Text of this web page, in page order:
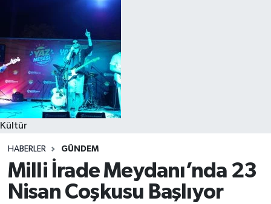
Kültür
HABERLER GÜNDEM
Milli İrade Meydanı’nda 23
Nisan Coşkusu Başlıyor